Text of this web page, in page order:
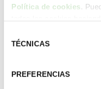
Política de cookies.
botón “Configurar
TÉCNICAS
PREFERENCIAS